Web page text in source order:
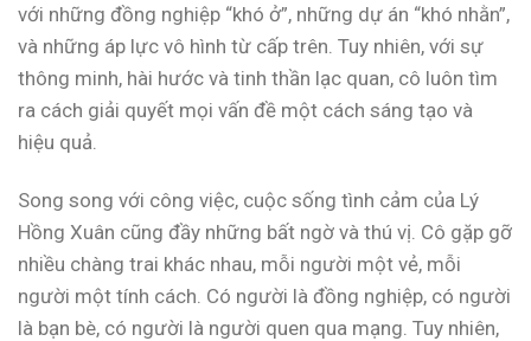
với những đồng nghiệp “khó ở”, những dự án “khó nhằn”,
và những áp lực vô hình từ cấp trên. Tuy nhiên, với sự
thông minh, hài hước và tinh thần lạc quan, cô luôn tìm
ra cách giải quyết mọi vấn đề một cách sáng tạo và
hiệu quả.
Song song với công việc, cuộc sống tình cảm của Lý
Hồng Xuân cũng đầy những bất ngờ và thú vị. Cô gặp gỡ
nhiều chàng trai khác nhau, mỗi người một vẻ, mỗi
người một tính cách. Có người là đồng nghiệp, có người
là bạn bè, có người là người quen qua mạng. Tuy nhiên,